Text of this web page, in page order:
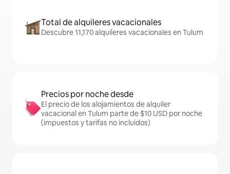
Total de alquileres vacacionales
Descubre 11,170 alquileres vacacionales en Tulum
Precios por noche desde
El precio de los alojamientos de alquiler
vacacional en Tulum parte de $10 USD por noche
(impuestos y tarifas no incluidos)